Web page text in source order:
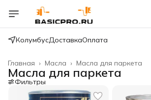
КолумбусДоставкаОплата
Масла для паркета
Масла ›
Главная ›
Масла для паркета
Фильтры